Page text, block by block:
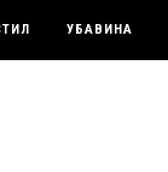
УБАВИНА